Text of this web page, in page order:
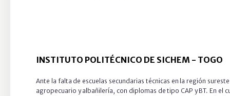
INSTITUTO POLITÉCNICO DE SICHEM - TOGO
Ante la falta de escuelas secundarias técnicas en la región
agropecuario y albañilería, con diplomas de tipo CAP y BT. En